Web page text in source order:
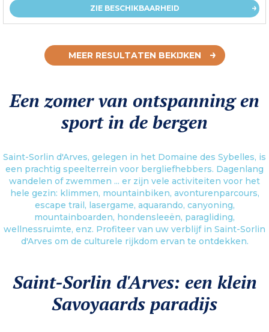
ZIE BESCHIKBAARHEID
MEER RESULTATEN BEKIJKEN
Een zomer van ontspanning en
sport in de bergen
Saint-Sorlin d'Arves, gelegen in het Domaine des Sybelles, is
een prachtig speelterrein voor bergliefhebbers. Dagenlang
wandelen of zwemmen ... er zijn vele activiteiten voor het
hele gezin: klimmen, mountainbiken, avonturenparcours,
escape trail, lasergame, aquarando, canyoning,
mountainboarden, hondensleeën, paragliding,
wellnessruimte, enz. Profiteer van uw verblijf in Saint-Sorlin
d'Arves om de culturele rijkdom ervan te ontdekken.
Saint-Sorlin d'Arves: een klein
Savoyaards paradijs